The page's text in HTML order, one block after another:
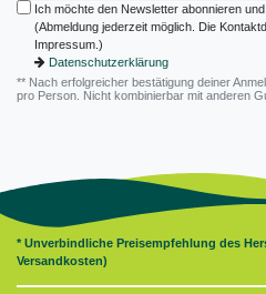
Ich möchte den Newsletter abonnieren
(Abmeldung jederzeit möglich. Die
Impressum.)
Datenschutzerklärung
** Nach erfolgreicher bestätigung deiner
pro Person. Nicht kombinierbar mit anderen
* Unverbindliche Preisempfehlung des
Versandkosten)